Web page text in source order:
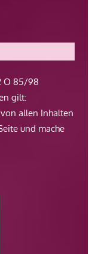
O 85/98
gilt:
allen Inhalten
und mache